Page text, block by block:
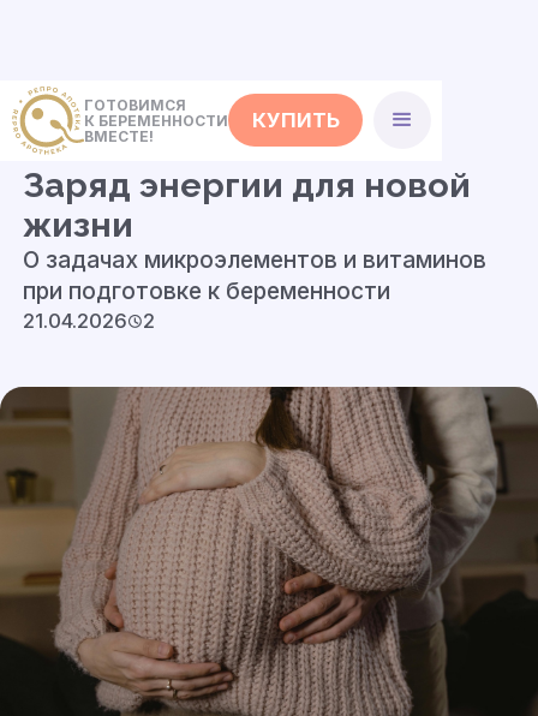
ГОТОВИМСЯ
К БЕРЕМЕННОСТИ
ВМЕСТЕ!
КУПИТЬ
<- Статьи
Заряд энергии для новой
жизни
О задачах микроэлементов и витаминов
при подготовке к беременности
21.04.2026 2